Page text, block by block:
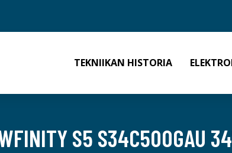
TEKNIIKAN HISTORIA
S5 S34C500GAU